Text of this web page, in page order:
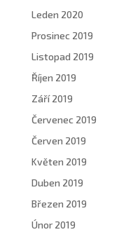
Leden 2020
Prosinec 2019
Listopad 2019
Říjen 2019
Září 2019
Červenec 2019
Červen 2019
Květen 2019
Duben 2019
Březen 2019
Únor 2019